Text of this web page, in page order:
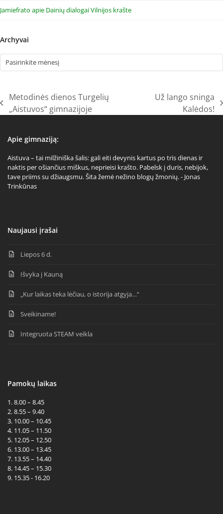
Jamiefrato apie Dainių dialogai Vilnijos krašte
Archyvai
Archyvai
previous
Metodinės dienos Turgelių
„Aistuvos“ gimnazijoje
Už lango sninga
Kalėdos!
Apie gimnaziją:
Aistuva – tai milžiniška šalis: gali eiti devynis kartus po tris dienas ir
naktis per ošiančius miškus, neprieisi krašto. Pabelsk į duris, nebijok,
tave priims su džiaugsmu. Šita žemė nežino blogų žmonių. - Jonas
Trinkūnas
Naujausi įrašai
Liepos 6 d.
Išvyka į Kauną
„Kur laikas teka lėčiau, o istorija atgyja…“
Sveikiname!
Integruota STEAM veikla
Pamokų laikas
1. 8.00 – 8.45
2. 8.55 – 9.40
3. 10.00 – 10.45
4. 11.05 – 11.50
5. 12.05 – 12.50
6. 13.00 – 13.45
7. 13.55 – 14.40
8. 14.45 – 15.30
9. 15.35 - 16.20